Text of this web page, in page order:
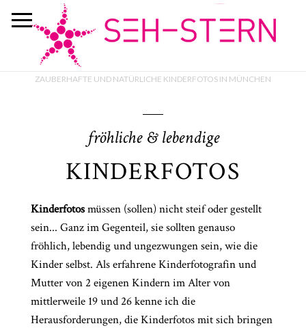
ZAUBERHAFTE UND NATÜRLICHE KINDERFOTOS IN MÜNCHEN
fröhliche & lebendige
KINDERFOTOS
Kinderfotosmüssen (sollen) nicht steif oder gestellt
sein... Ganz im Gegenteil, sie sollten genauso
fröhlich, lebendig und ungezwungen sein, wie die
Kinder selbst. Als erfahrene Kinderfotografin und
Mutter von 2 eigenen Kindern im Alter von
mittlerweile 19 und 26 kenne ich die
Herausforderungen, die Kinderfotos mit sich bringen